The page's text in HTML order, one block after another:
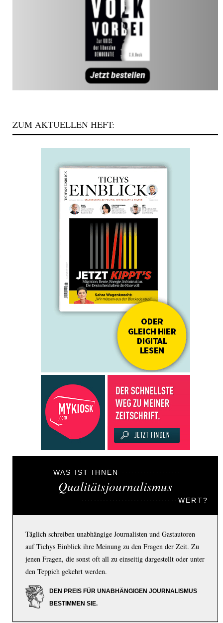
ZUM AKTUELLEN HEFT:
WAS IST IHNEN
Qualitätsjournalismus
WERT?
Täglich schreiben unabhängige Journalisten und Gastautoren
auf Tichys Einblick ihre Meinung zu den Fragen der Zeit. Zu
jenen Fragen, die sonst oft all zu einseitig dargestellt oder unter
den Teppich gekehrt werden.
DEN PREIS FÜR UNABHÄNGIGEN JOURNALISMUS
BESTIMMEN SIE.